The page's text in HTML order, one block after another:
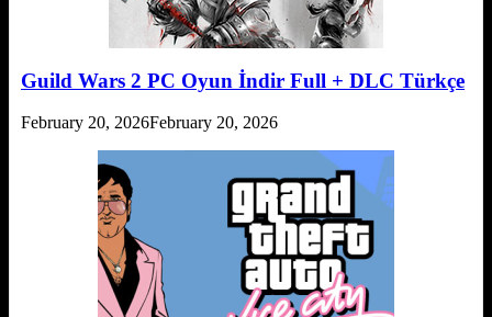
Guild Wars 2 PC Oyun İndir Full + DLC Türkçe
February 20, 2026February 20, 2026